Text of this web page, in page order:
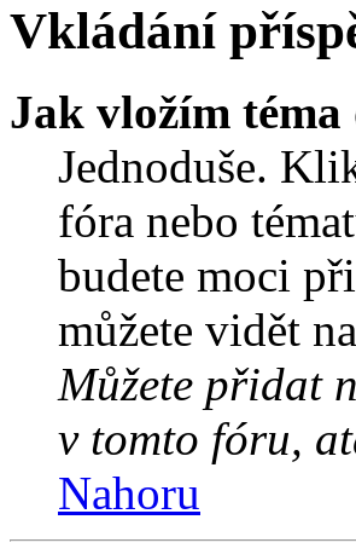
Vkládání
Jak vložím téma
Jednoduše.
fóra nebo
budete moci
můžete vidět
Můžete přidat
v tomto fóru,
Nahoru